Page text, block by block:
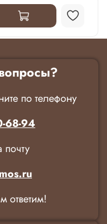
по телефону
68-94
ответим!